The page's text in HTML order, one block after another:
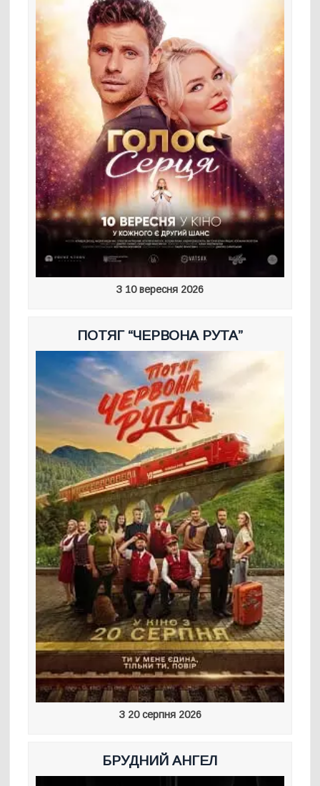
З 10 вересня 2026
ПОТЯГ “ЧЕРВОНА РУТА”
З 20 серпня 2026
БРУДНИЙ АНГЕЛ